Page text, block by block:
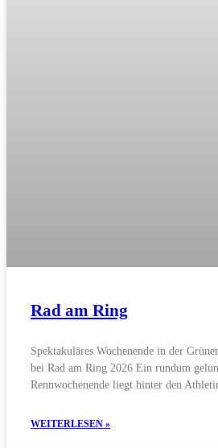
Rad am Ring
Spektakuläres Wochenende in der
bei Rad am Ring 2026 Ein rundum
Rennwochenende liegt hinter den
WEITERLESEN »